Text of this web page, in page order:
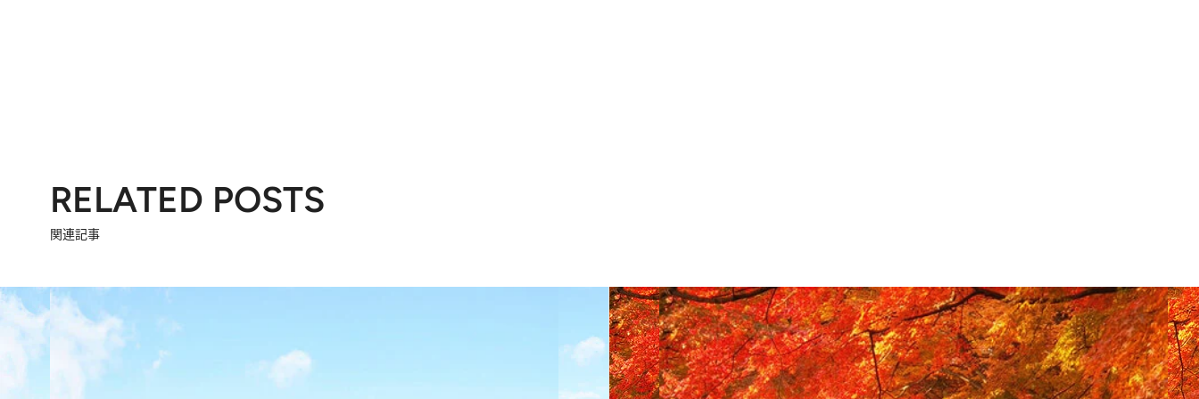
RELATED POSTS
関連記事